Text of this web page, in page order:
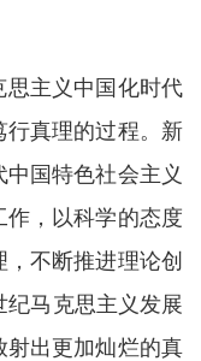
思主义中国化时代
真理的过程。新
国特色社会主义
，以科学的态度
不断推进理论创
纪马克思主义发展
射出更加灿烂的真